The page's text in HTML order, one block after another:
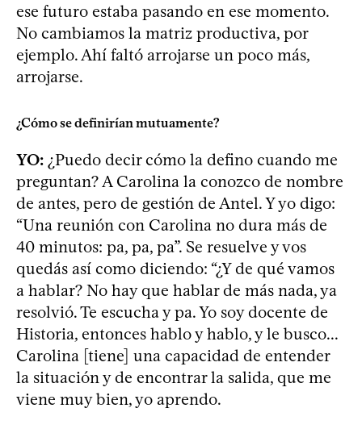
ese futuro estaba pasando en ese momento.
No cambiamos la matriz productiva, por
ejemplo. Ahí faltó arrojarse un poco más,
arrojarse.
¿Cómo se definirían mutuamente?
YO: ¿Puedo decir cómo la defino cuando me
preguntan? A Carolina la conozco de nombre
de antes, pero de gestión de Antel. Y yo digo:
“Una reunión con Carolina no dura más de
40 minutos: pa, pa, pa”. Se resuelve y vos
quedás así como diciendo: “¿Y de qué vamos
a hablar? No hay que hablar de más nada, ya
resolvió. Te escucha y pa. Yo soy docente de
Historia, entonces hablo y hablo, y le busco...
Carolina [tiene] una capacidad de entender
la situación y de encontrar la salida, que me
viene muy bien, yo aprendo.